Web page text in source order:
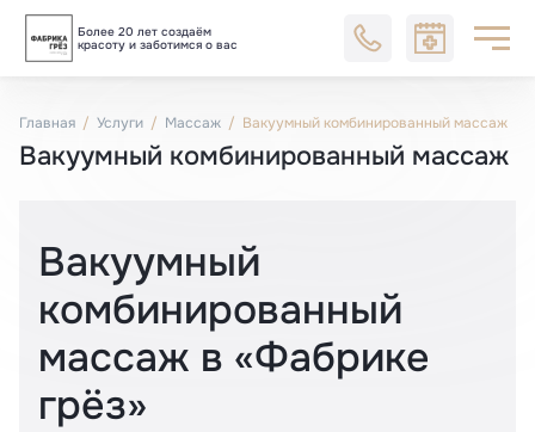
Более 20 лет создаём
красоту и заботимся о вас
Блог
Главная Услуги Массаж Вакуумный комбинированный массаж
Вакуумный комбинированный массаж
Вакуумный
комбинированный
массаж в «Фабрике
грёз»